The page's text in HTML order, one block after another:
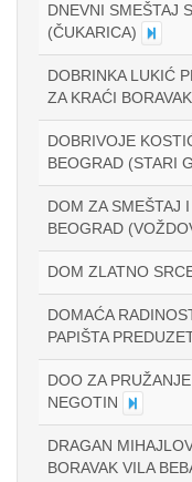
DNEVNI SMEŠTAJ
(ČUKARICA)
DOBRINKA LUKIĆ
ZA KRAĆI
DOBRIVOJE
BEOGRAD (STARI
DOM ZA SMEŠTAJ
BEOGRAD
DOM ZLATNO
DOMAĆA
PAPIŠTA
DOO ZA
NEGOTIN
DRAGAN
BORAVAK VILA